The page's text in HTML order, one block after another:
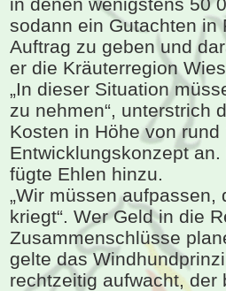
sodann ein Gutachten in
Auftrag zu geben und
er die Kräuterregion
„In dieser Situation
zu nehmen“, unterstrich
Kosten in Höhe von
Entwicklungskonzept
fügte Ehlen hinzu.
„Wir müssen
kriegt“. Wer Geld in die
Zusammenschlüsse
gelte das
rechtzeitig aufwacht, der